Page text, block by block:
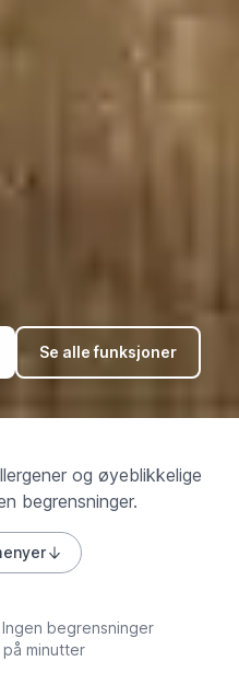
Se alle funksjoner
og øyeblikkelige
begrensninger.
Ingen begrensninger
minutter